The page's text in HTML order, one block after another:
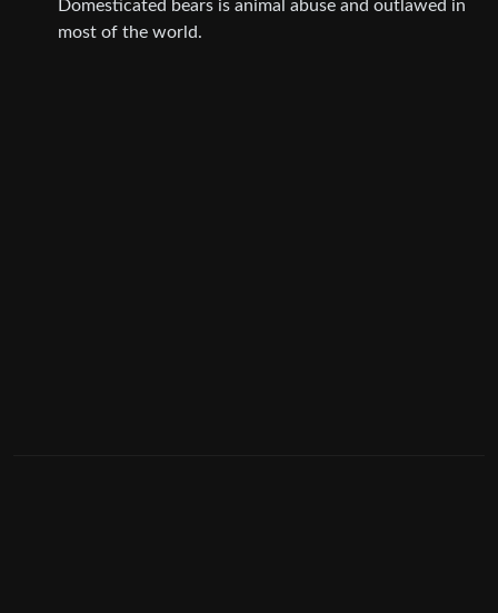
Domesticated bears is animal abuse and outlawed in
most of the world.